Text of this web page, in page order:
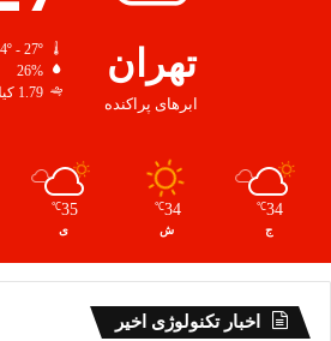
تهران
ابرهای پراکنده
26%
1.79 کیلومتر/ساعت
34
℃
ج
34
℃
ش
35
℃
ی
اخبار تکنولوژی اخیر